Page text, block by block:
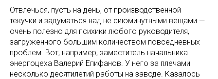
Отвлечься, пусть на день, от производственной
текучки и задуматься над не сиюминутными вещами —
очень полезно для психики любого руководителя,
загруженного большим количеством повседневных
проблем. Вот, например, заместитель начальника
энергоцеха Валерий Епифанов. У него за плечами
несколько десятилетий работы на заводе. Казалось